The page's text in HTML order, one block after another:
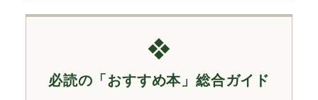
❖
必読の「おすすめ本」総合ガイド